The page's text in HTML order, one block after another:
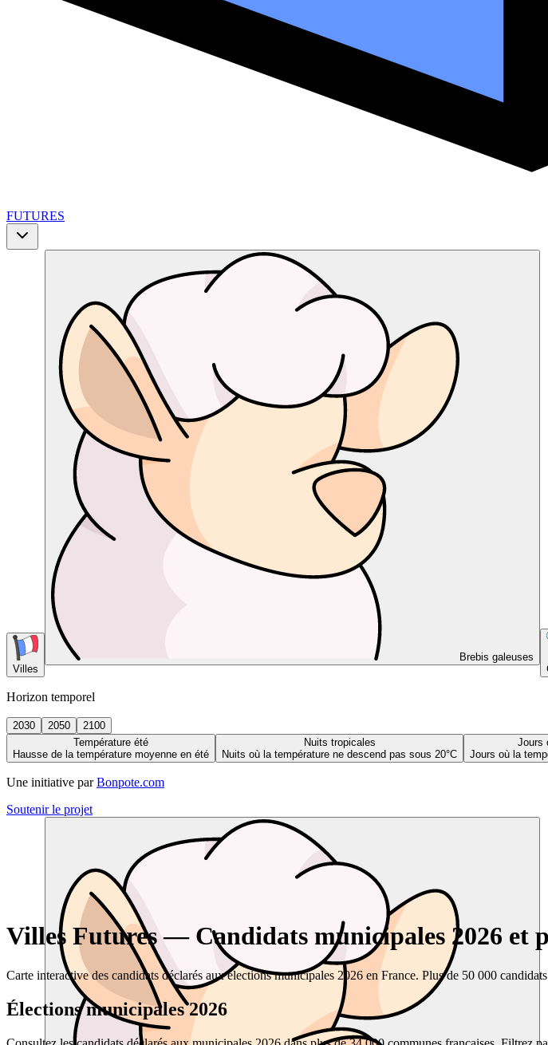
FUTURES
Villes
Brebis galeuses
Horizon temporel
2030 2050
2100
Température été
Hausse de la température moyenne en été
Nuits tropicales
Nuits où la température ne descend pas sous 20°C
Jours
Jours où la
Une initiative par Bonpote.com
Soutenir le projet
Villes Futures — Candidats municipales 2026 et
Carte interactive des candidats déclarés aux élections municipales 2026 en France. Plus de 50 000
Élections municipales 2026